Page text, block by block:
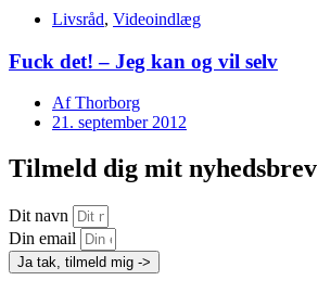
Livsråd, Videoindlæg
Fuck det! – Jeg kan og vil selv
AfThorborg
21. september 2012
Tilmeld dig mit nyhedsbrev
Dit navn
Din email
Ja tak, tilmeld mig ->